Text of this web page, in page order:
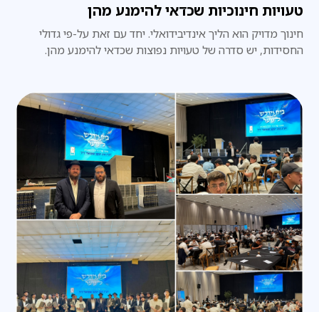
טעויות חינוכיות שכדאי להימנע מהן
חינוך מדויק הוא הליך אינדיבידואלי. יחד עם זאת על-פי גדולי
החסידות, יש סדרה של טעויות נפוצות שכדאי להימנע מהן.